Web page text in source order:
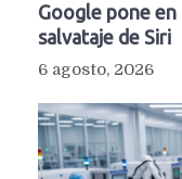
Google pone
salvataje de Siri
6 agosto, 2026